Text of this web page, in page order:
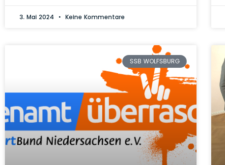
3. Mai 2024 Keine Kommentare
SSB WOLFSBURG